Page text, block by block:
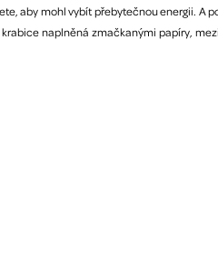
aby mohl vybít přebytečnou energii. A
naplněná zmačkanými papíry,